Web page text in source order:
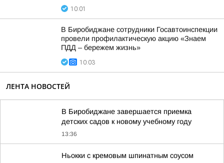
10:01
В Биробиджане сотрудники Госавтоинспекции
провели профилактическую акцию «Знаем
ПДД – бережем жизнь»
10:03
ЛЕНТА НОВОСТЕЙ
В Биробиджане завершается приемка
детских садов к новому учебному году
13:36
Ньокки с кремовым шпинатным соусом